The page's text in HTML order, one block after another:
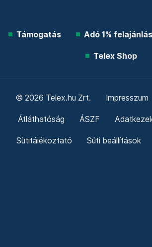
Támogatás Adó 1% felajánlás
Telex Shop
© 2026 Telex.hu Zrt. Impresszum
Átláthatóság ÁSZF
Sütitájékoztató Süti beállítások